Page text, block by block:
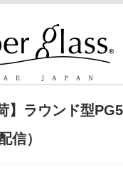
】ラウンド型
信）